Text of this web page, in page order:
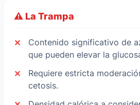
⚠️ La Trampa
Contenido significativo de
que pueden elevar la
Requiere estricta
cetosis.